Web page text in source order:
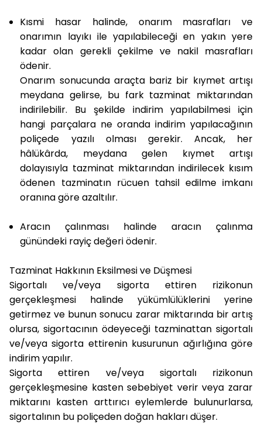
Kısmi hasar halinde, onarım masrafları ve
onarımın layıkı ile yapılabileceği en yakın yere
kadar olan gerekli çekilme ve nakil masrafları
ödenir.
Onarım sonucunda araçta bariz bir kıymet artışı
meydana gelirse, bu fark tazminat miktarından
indirilebilir. Bu şekilde indirim yapılabilmesi için
hangi parçalara ne oranda indirim yapılacağının
poliçede yazılı olması gerekir. Ancak, her
hâlükârda, meydana gelen kıymet artışı
dolayısıyla tazminat miktarından indirilecek kısım
ödenen tazminatın rücuen tahsil edilme imkanı
oranına göre azaltılır.
Aracın çalınması halinde aracın çalınma
günündeki rayiç değeri ödenir.
Tazminat Hakkının Eksilmesi ve Düşmesi
Sigortalı ve/veya sigorta ettiren rizikonun
gerçekleşmesi halinde yükümlülüklerini yerine
getirmez ve bunun sonucu zarar miktarında bir artış
olursa, sigortacının ödeyeceği tazminattan sigortalı
ve/veya sigorta ettirenin kusurunun ağırlığına göre
indirim yapılır.
Sigorta ettiren ve/veya sigortalı rizikonun
gerçekleşmesine kasten sebebiyet verir veya zarar
miktarını kasten arttırıcı eylemlerde bulunurlarsa,
sigortalının bu poliçeden doğan hakları düşer.